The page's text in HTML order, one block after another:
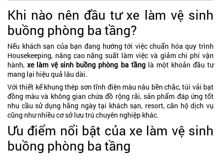
Khi nào nên đầu tư xe làm vệ sinh
buồng phòng ba tầng?
Nếu khách sạn của bạn đang hướng tới việc chuẩn hóa quy trình
Housekeeping, nâng cao năng suất làm việc và giảm chi phí vận
hành,xe làm vệ sinh buồng phòng ba tầnglà một khoản đầu tư
mang lại hiệu quả lâu dài.
Với thiết kế khung thép sơn tĩnh điện màu nâu bền chắc, túi vải bạt
đồng màu và không gian chứa đồ rộng rãi, sản phẩm đáp ứng tốt
nhu cầu sử dụng hằng ngày tại khách sạn, resort, căn hộ dịch vụ
cũng như nhiều cơ sở lưu trú chuyên nghiệp khác.
Ưu điểm nổi bật của xe làm vệ sinh
buồng phòng ba tầng